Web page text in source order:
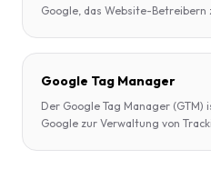
Google, das Website-Betreibern
Google Tag Manager
Der Google Tag Manager (GTM)
Google zur Verwaltung von